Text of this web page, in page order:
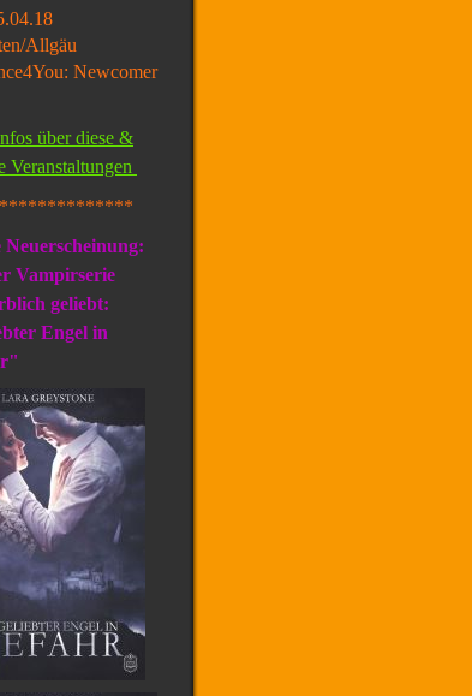
Allgäu
Newcomer
über diese &
Veranstaltungen
Neuerscheinung:
Vampirserie
geliebt:
Engel in